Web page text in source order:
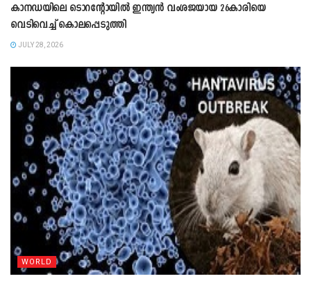
കാനഡയിലെ ടൊറന്റോയിൽ ഇന്ത്യൻ വംശജയായ 26കാരിയെ
വെടിവെച്ച് കൊലപ്പെടുത്തി
JULY 28, 2026
WORLD